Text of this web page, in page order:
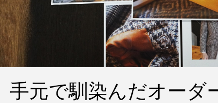
手元で馴染んだオーダ